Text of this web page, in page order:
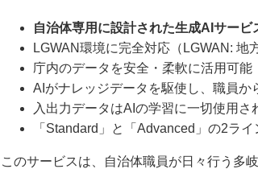
自治体専用に設計された生成AIサービ
LGWAN環境に完全対応（LGWAN: 地
庁内のデータを安全・柔軟に活用可能
AIがナレッジデータを駆使し、職員か
入出力データはAIの学習に一切使用さ
「Standard」と「Advanced」の2ラ
このサービスは、自治体職員が日々行う多